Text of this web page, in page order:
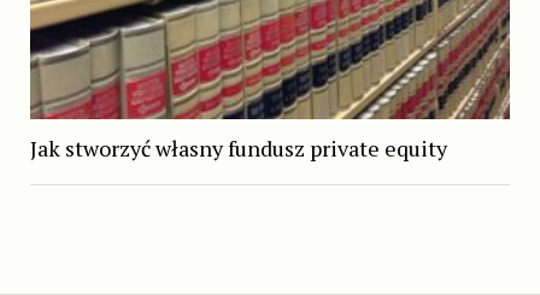
Jak stworzyć własny fundusz private equity